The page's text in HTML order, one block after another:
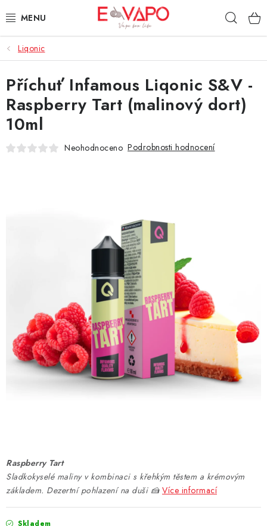
na
3D TISK
TIPY ZA DOBROU CENU
AROMATA A PŘÍCHUTĚ
BÁZE
ATOMIZÉRY A CARTRIDGE
BATERIE A NABÍJEČKY
PŘÍSLUŠENSTVÍ
Liqonic
Raspberry Tart
Sladkokyselé maliny v kombinaci s křehkým těstem a krémovým
základem. Dezertní pohlazení na duši 🍰 Více informací
Skladem
Příchuť Infamous Liqonic S&V -
Raspberry Tart (malinový dort)
10ml
Neohodnoceno Podrobnosti hodnocení